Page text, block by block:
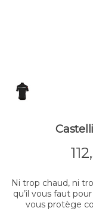
Ni trop chaud, ni
qu’il vous faut
vous protège